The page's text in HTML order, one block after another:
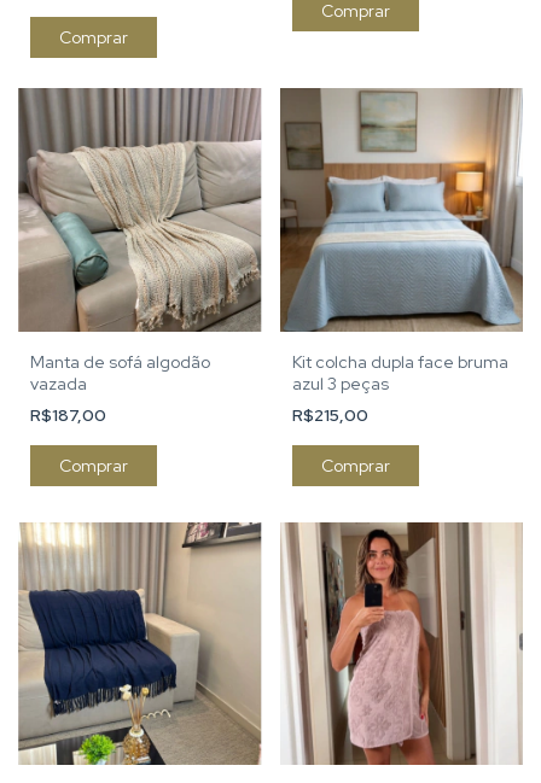
Comprar
Manta de sofá algodão
vazada
R$187,00
Kit colcha dupla face bruma
azul 3 peças
R$215,00
Comprar